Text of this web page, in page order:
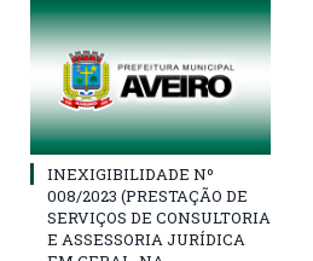
INEXIGIBILIDADE Nº
008/2023 (PRESTAÇÃO DE
SERVIÇOS DE CONSULTORIA
E ASSESSORIA JURÍDICA